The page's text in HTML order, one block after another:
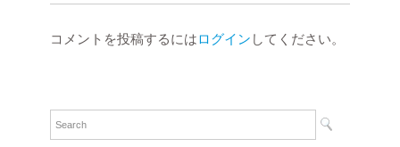
コメントを投稿するにはログイン してください。